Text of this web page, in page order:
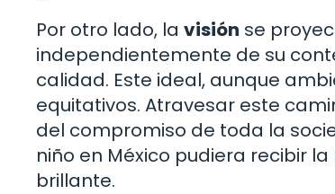
Por otro lado, la visión se
independientemente de su
calidad. Este ideal, aunque
equitativos. Atravesar este
del compromiso de toda la
niño en México pudiera recibir
brillante.